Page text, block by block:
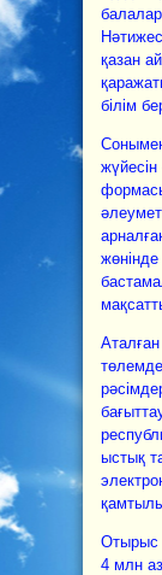
қазан
білім
ыстық
Отырыс
4 млн